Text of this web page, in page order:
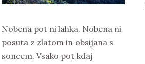
Nobena pot ni lahka. Nobena ni
posuta z zlatom in obsijana s
soncem. Vsako pot kdaj